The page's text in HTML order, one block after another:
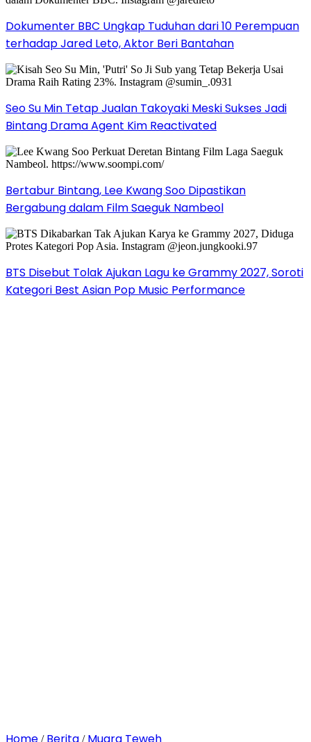
Dokumenter BBC Ungkap Tuduhan dari 10 Perempuan
terhadap Jared Leto, Aktor Beri Bantahan
Seo Su Min Tetap Jualan Takoyaki Meski Sukses Jadi
Bintang Drama Agent Kim Reactivated
Bertabur Bintang, Lee Kwang Soo Dipastikan
Bergabung dalam Film Saeguk Nambeol
BTS Disebut Tolak Ajukan Lagu ke Grammy 2027, Soroti
Kategori Best Asian Pop Music Performance
Home / Berita / Muara Teweh